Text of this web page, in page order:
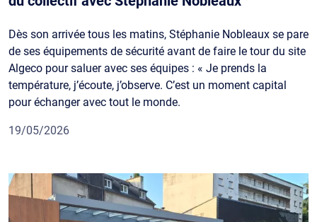
Dès son arrivée tous les matins, Stéphanie Nobleaux se pare
de ses équipements de sécurité avant de faire le tour du site
Algeco pour saluer avec ses équipes : « Je prends la
température, j’écoute, j’observe. C’est un moment capital
pour échanger avec tout le monde.
19/05/2026